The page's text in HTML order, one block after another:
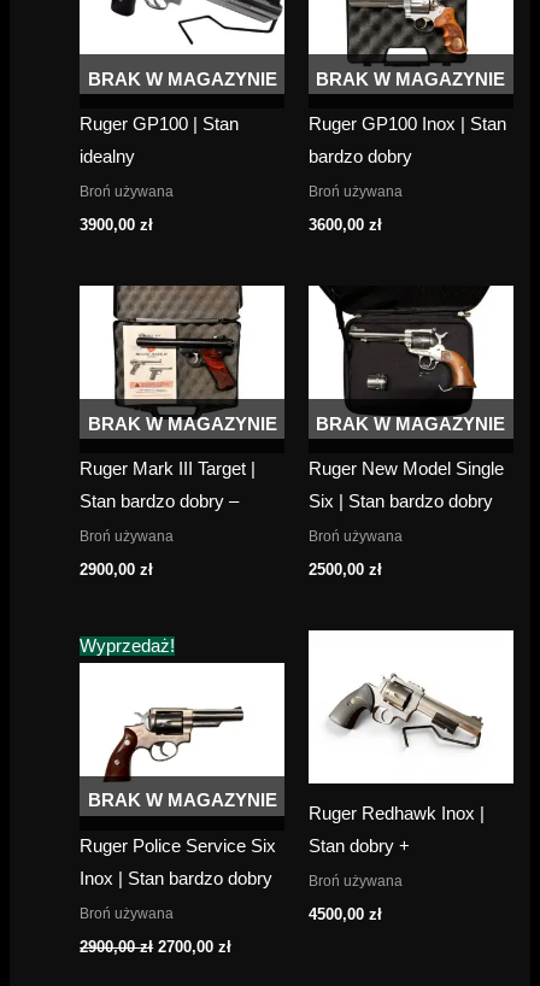
BRAK W MAGAZYNIE
Ruger GP100 | Stan
idealny
Broń używana
3900,00zł
BRAK W MAGAZYNIE
Ruger GP100 Inox | Stan
bardzo dobry
Broń używana
3600,00 zł
BRAK W MAGAZYNIE
Ruger Mark III Target |
Stan bardzo dobry –
Broń używana
2900,00zł
BRAK W MAGAZYNIE
Ruger New Model Single
Six | Stan bardzo dobry
Broń używana
2500,00 zł
Wyprzedaż!
BRAK W MAGAZYNIE
Ruger Police Service Six
Inox | Stan bardzo dobry
Broń używana
2900,00zł Pierwotna
2700,00złAktualna
Ruger Redhawk Inox |
Stan dobry +
Broń używana
4500,00 zł